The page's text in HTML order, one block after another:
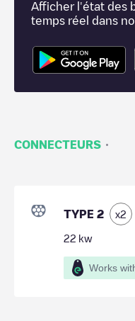
Afficher l'état des
temps réel dans
CONNECTEURS ·
TYPE 2 x2
22 kw
Works